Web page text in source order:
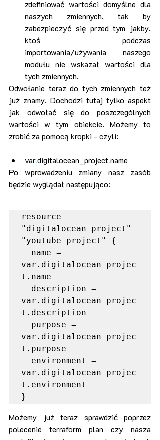
zdefiniować wartości domyślne dla
naszych zmiennych, tak by
zabezpieczyć się przed tym jakby,
ktoś podczas
importowania/używania naszego
modułu nie wskazał wartości dla
tych zmiennych.
Odwołanie teraz do tych zmiennych też
już znamy. Dochodzi tutaj tylko aspekt
jak odwołać się do poszczególnych
wartości w tym obiekcie. Możemy to
zrobić za pomocą kropki - czyli:
var.digitalocean_project.name
Po wprowadzeniu zmiany nasz zasób
będzie wyglądał następująco:
resource
"digitalocean_project"
"youtube-project" {
var.digitalocean_projec
t.name
var.digitalocean_projec
t.description
var.digitalocean_projec
t.purpose
var.digitalocean_projec
t.environment
}
Możemy już teraz sprawdzić poprzez
polecenie terraform plan czy nasza